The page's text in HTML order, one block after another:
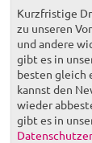
Kurzfristige
zu unseren
und andere
gibt es in
besten gleich
kannst den
wieder abbestellen.
gibt es in